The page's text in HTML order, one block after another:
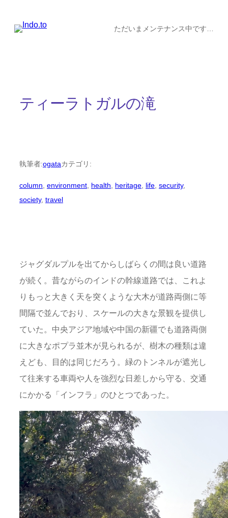
ただいまメンテナンス中です…
ティーラトガルの滝
執筆者:ogataカテゴリ:
column environment health heritage life security
society, travel
ジャグダルプルを出てからしばらくの間は良い道路
が続く。昔ながらのインドの幹線道路では、これよ
りもっと大きく天を突くような大木が道路両側に等
間隔で並んでおり、スケールの大きな景観を提供し
ていた。中央アジア地域や中国の新疆でも道路両側
に大きなポプラ並木が見られるが、樹木の種類は違
えども、目的は同じだろう。緑のトンネルが遮光し
て往来する車両や人を強烈な日差しから守る、交通
にかかる「インフラ」のひとつであった。